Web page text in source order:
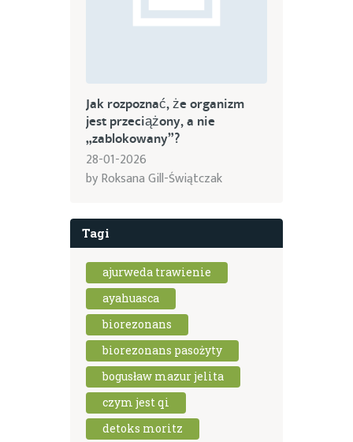
Jak rozpoznać, że organizm
jest przeciążony, a nie
„zablokowany”?
28-01-2026
byRoksana Gill-Świątczak
Tagi
ajurweda trawienie
ayahuasca
biorezonans
biorezonans pasożyty
bogusław mazur jelita
czym jest qi
detoks moritz